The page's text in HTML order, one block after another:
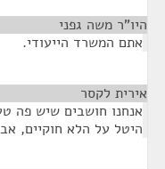
היו"ר משה גפני
אתם המשרד הייעודי.
אירית לקסר
אנחנו חושבים שיש פה
היטל על הלא חוקיים,